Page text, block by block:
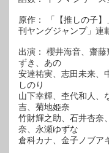
原作： 「【推しの子
刊ヤングジャンプ」連
出演： 櫻井海音、齋
ずき、あの
安達祐実、志田未来、
しのり
山下幸輝、杢代和人、
吉、菊地姫奈
竹財輝之助、石井杏奈
奈、永瀬ゆずな
倉科カナ、金子ノブア